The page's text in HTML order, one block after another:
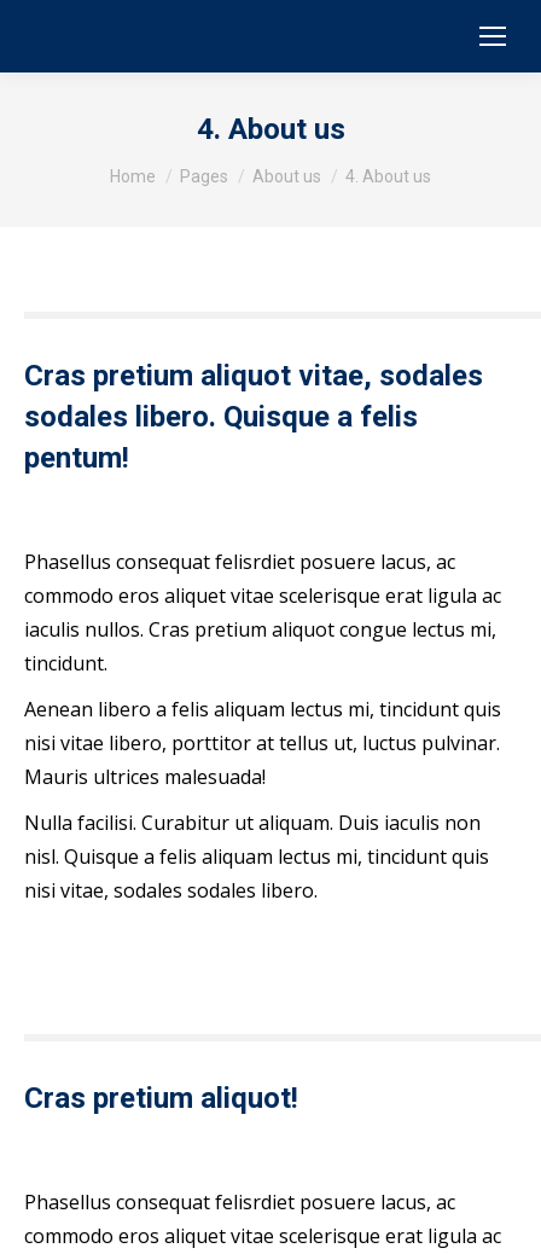
4. About us
You are here:
Home Pages About us 4. About us
Cras pretium aliquot vitae, sodales
sodales libero. Quisque a felis
pentum!
Phasellus consequat felisrdiet posuere lacus, ac
commodo eros aliquet vitae scelerisque erat ligula ac
iaculis nullos. Cras pretium aliquot congue lectus mi,
tincidunt.
Aenean libero a felis aliquam lectus mi, tincidunt quis
nisi vitae libero, porttitor at tellus ut, luctus pulvinar.
Mauris ultrices malesuada!
Nulla facilisi. Curabitur ut aliquam. Duis iaculis non
nisl. Quisque a felis aliquam lectus mi, tincidunt quis
nisi vitae, sodales sodales libero.
Cras pretium aliquot!
Phasellus consequat felisrdiet posuere lacus, ac
commodo eros aliquet vitae scelerisque erat ligula ac